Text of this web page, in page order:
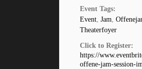
Event Tags:
Event, Jam,
Theaterfoyer
Click to Register:
https://
offene-jam-session-